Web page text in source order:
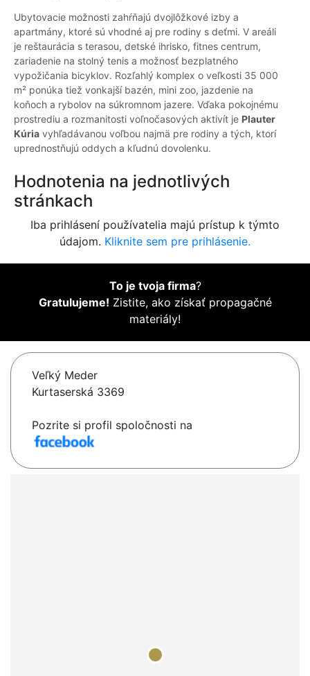
Ubytovacie možnosti zahŕňajú dvojlôžkové izby a
apartmány, ktoré sú vhodné aj pre rodiny s deťmi. V areáli
je reštaurácia s terasou, detské ihrisko, fitnes centrum,
zariadenie na stolný tenis a možnosť bezplatného
vypožičania bicyklov. Rozľahlý komplex o veľkosti 35 000
m² ponúka tiež vonkajší bazén, mini zoo, jazdenie na
koňoch a rybolov na súkromnom jazere. Vďaka pokojnému
prostrediu a rozmanitosti voľnočasových aktivít je Plauter
Kúria vyhľadávanou voľbou najmä pre rodiny a tých, ktorí
uprednostňujú oddych a kľudnú dovolenku.
Hodnotenia na jednotlivých
stránkach
Iba prihlásení používatelia majú prístup k týmto
údajom. Kliknite sem pre prihlásenie.
To je tvoja firma?
Gratulujeme! Zistite, ako získať propagačné
materiály!
Veľký Meder
Kurtaserská 3369
Pozrite si profil spoločnosti na